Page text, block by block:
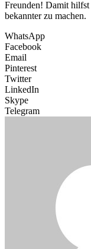
Freunden! Damit
bekannter zu machen.
WhatsApp
Facebook
Email
Pinterest
Twitter
LinkedIn
Skype
Telegram